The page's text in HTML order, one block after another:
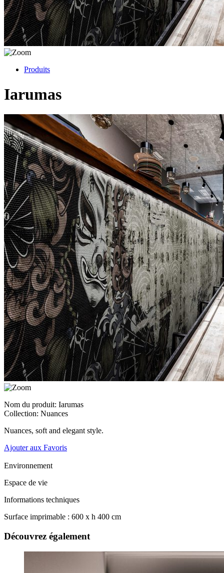
Produits
Iarumas
Nom du produit: Iarumas
Collection: Nuances
Nuances, soft and elegant style.
Ajouter aux Favoris
Environnement
Espace de vie
Informations techniques
Surface imprimable : 600 x h 400 cm
Découvrez également